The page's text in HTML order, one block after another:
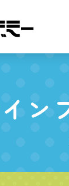
イン